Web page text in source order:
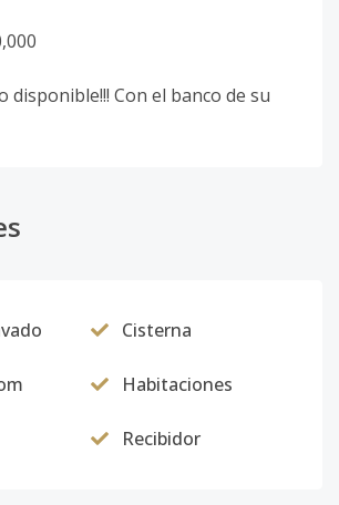
disponible!!! Con el banco de su
Cisterna
Habitaciones
Recibidor